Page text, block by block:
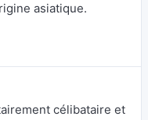
asiatique.
célibataire et